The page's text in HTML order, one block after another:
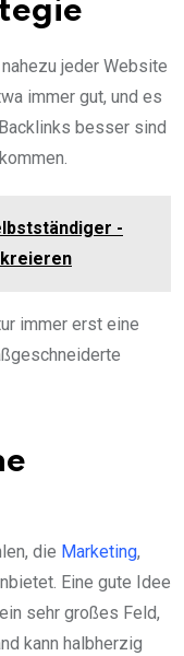
jeder Website
immer gut, und es
besser sind
-
immer erst eine
die Marketing,
Eine gute Idee
sehr großes Feld,
kann halbherzig